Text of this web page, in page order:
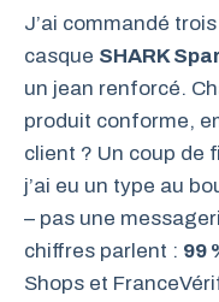
J’ai commandé
casque SHARK
un jean renforcé.
produit conforme,
client ? Un coup de
j’ai eu un type au
– pas une
chiffres parlent : 99
Shops et